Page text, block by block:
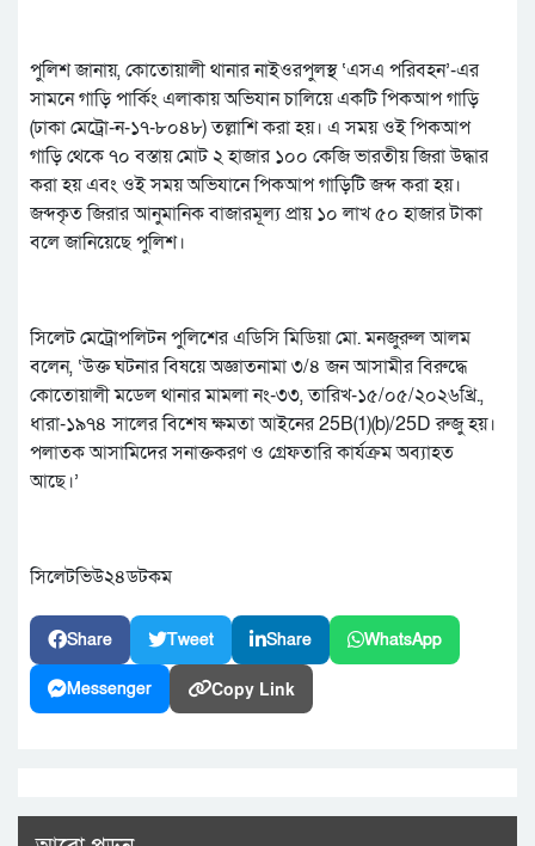
পুলিশ জানায়, কোতোয়ালী থানার নাইওরপুলস্থ ‘এসএ পরিবহন’-এর
সামনে গাড়ি পার্কিং এলাকায় অভিযান চালিয়ে একটি পিকআপ গাড়ি
(ঢাকা মেট্রো-ন-১৭-৮০৪৮) তল্লাশি করা হয়। এ সময় ওই পিকআপ
গাড়ি থেকে ৭০ বস্তায় মোট ২ হাজার ১০০ কেজি ভারতীয় জিরা উদ্ধার
করা হয় এবং ওই সময় অভিযানে পিকআপ গাড়িটি জব্দ করা হয়।
জব্দকৃত জিরার আনুমানিক বাজারমূল্য প্রায় ১০ লাখ ৫০ হাজার টাকা
বলে জানিয়েছে পুলিশ।
সিলেট মেট্রোপলিটন পুলিশের এডিসি মিডিয়া মো. মনজুরুল আলম
বলেন, ‘উক্ত ঘটনার বিষয়ে অজ্ঞাতনামা ৩/৪ জন আসামীর বিরুদ্ধে
কোতোয়ালী মডেল থানার মামলা নং-৩৩, তারিখ-১৫/০৫/২০২৬খ্রি.,
ধারা-১৯৭৪ সালের বিশেষ ক্ষমতা আইনের 25B(1)(b)/25D রুজু হয়।
পলাতক আসামিদের সনাক্তকরণ ও গ্রেফতারি কার্যক্রম অব্যাহত
আছে।’
সিলেটভিউ২৪ডটকম
Share Tweet Share WhatsApp
Messenger Copy Link